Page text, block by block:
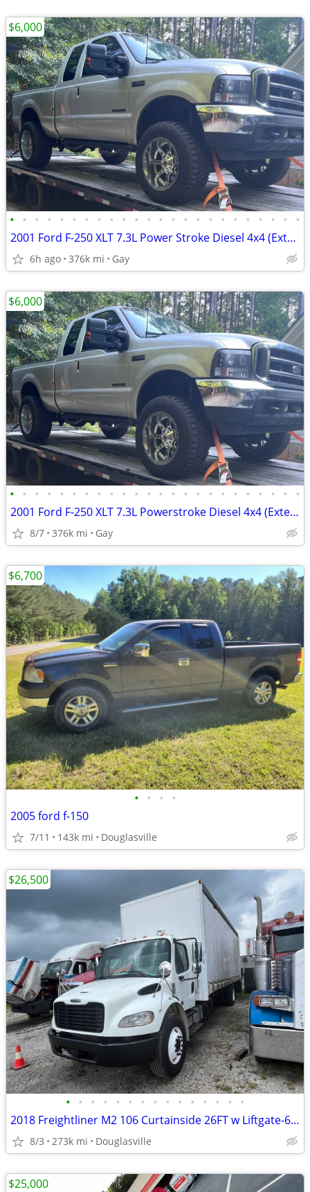
• • • • • • • • • • • • • • • • • • • • • • • •
2001 Ford F-250 XLT 7.3L Power Stroke Diesel 4x4 (Extended/“Supercab”)
6h ago 376k mi Gay
$6,000
• • • • • • • • • • • • • • • • • • • • • • • •
2001 Ford F-250 XLT 7.3L Powerstroke Diesel 4x4 (Extended/"Supercab")
8/7 376k mi Gay
$6,000
• • • •
2005 ford f-150
7/11 143k mi Douglasville
$6,700
• • • • • • • • • • • • • • •
2018 Freightliner M2 106 Curtainside 26FT w Liftgate-6.7ISB-Allison Trans-OnGuar
8/3 273k mi Douglasville
$26,500
$25,000